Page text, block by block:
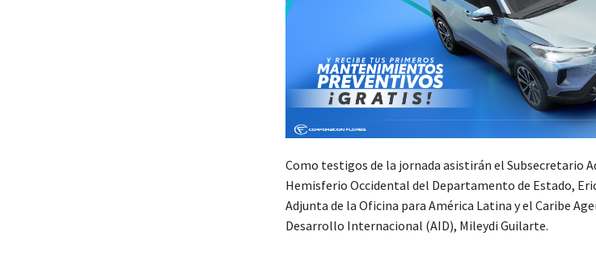
Como testigos de la jornada asistirán el Subsecretario
Hemisferio Occidental del Departamento de Estado,
Adjunta de la Oficina para América Latina y el Caribe
Desarrollo Internacional (AID), Mileydi Guilarte.